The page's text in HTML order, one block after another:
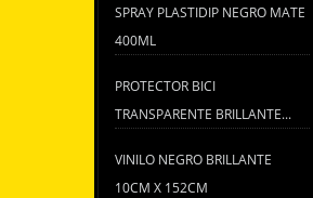
SPRAY PLASTIDIP NEGRO MATE
400ML
PROTECTOR BICI
TRANSPARENTE BRILLANTE...
VINILO NEGRO BRILLANTE
10CM X 152CM